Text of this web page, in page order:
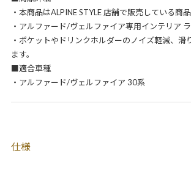
・本商品はALPINE STYLE 店舗で販売している商品
・アルファード/ヴェルファイア専用インテリア
・ポケットやドリンクホルダーのノイズ軽減、滑
ます。
■適合車種
・アルファード/ヴェルファイア 30系
仕様